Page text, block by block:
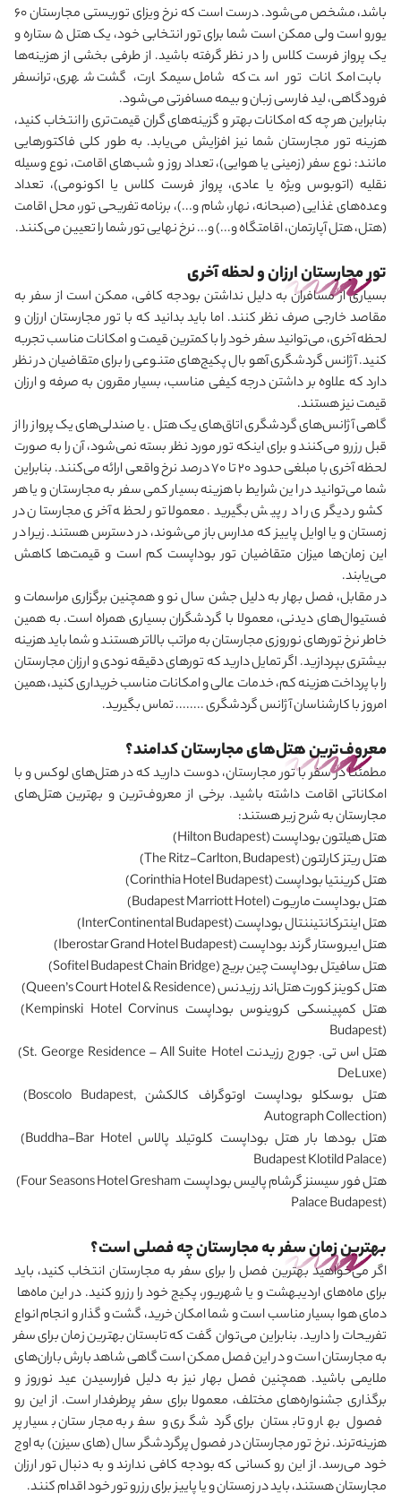
باشد، مشخص می
شود. درست است که نرخ ویزای توریستی مجارستان 60
یورو است ولی ممکن است شما برای تور انتخابی خود، یک هتل 5 ستاره و
یک پرواز فرست کلاس را در نظر گرفته باشید. از طرفی بخشی از هزینه‌ها
بابت امکانات تور است که شامل سیمکارت، گشت شهری، ترانسفر
فرودگاهی، لید فارسی زبان و بیمه مسافرتی میشود.
بنابراین هر چه که امکانات بهتر و گزینه‌های گران قیمت‌تری را انتخاب کنید،
هزینه تور مجارستان شما نیز افزایش مییابد. به طور کلی فاکتورهایی
مانند: نوع سفر (زمینی یا هوایی)، تعداد روز و شب‌های اقامت، نوع وسیله
نقلیه (اتوبوس ویژه یا عادی، پرواز فرست ‌کلاس یا اکونومی)، تعداد
وعده‌های غذایی (صبحانه، نهار، شام و...)، برنامه تفریحی تور، محل اقامت
(هتل، هتل آپارتمان، اقامتگاه و...) و... نرخ نهایی تور شما را تعیین میکنند.
تور مجارستان ارزان و لحظه آخری
بسیاری از مسافران به دلیل نداشتن بودجه کافی، ممکن است از سفر به
مقاصد خارجی صرف نظر کنند. اما باید بدانید که با تور مجارستان ارزان و
لحظه آخری، می‌توانید سفر خود را با کمترین قیمت و امکانات مناسب تجربه
کنید. آژانس گردشگری آهو بال پکیج‌های متنوعی را برای متقاضیان در نظر
دارد که علاوه بر داشتن درجه کیفی مناسب، بسیار مقرون به صرفه و ارزان
قیمت نیز هستند.
گاهی آژانس‌های گردشگری اتاق‌های یک هتل . یا صندلی‌های یک پرواز را از
قبل رزرو میکنند و برای اینکه تور مورد نظر بسته نمی‌شود، آن را به صورت
لحظه آخری با مبلغی حدود 20 تا 70 درصد نرخ واقعی ارائه می
کنند. بنابراین
شما میتوانید در این شرایط با هزینه بسیار کمی سفر به مجارستان و یا هر
کشور دیگری را در پیش بگیرید. معمولا تور لحظه آخری مجارستان در
زمستان و یا اوایل پاییز که مدارس باز میشوند، در دسترس هستند.زیرا در
این زمان‌ها میزان متقاضیان تور بوداپست کم است و قیمت‌ها کاهش
مییابند.
در مقابل، فصل بهار به دلیل جشن سال نو و همچنین برگزاری مراسمات و
فستیوال‌های دیدنی، معمولا با گردشگران بسیاری همراه است. به همین
خاطر نرخ تورهای نوروزی مجارستان به مراتب بالاتر هستند و شما باید هزینه
بیشتری بپردازید. اگر تمایل دارید که تورهای دقیقه نودی و ارزان مجارستان
را با پرداخت هزینه کم، خدمات عالی و امکانات مناسب خریداری کنید، همین
امروز با کارشناسان آژانس گردشگری ........ تماس بگیرید.
معروف‌ترین هتل‌های مجارستان کدامند؟
مطمئنا در سفر با تور مجارستان، دوست دارید که در هتل‌های لوکس و با
امکاناتی اقامت داشته باشید. برخی از معروف‌ترین و بهترین هتل‌های
مجارستان به شرح زیر هستند:
هتل هیلتون بوداپست(Hilton Budapest)
هتل ریتز کارلتون(The Ritz-Carlton, Budapest)
هتل کرینتیا بوداپست(Corinthia Hotel Budapest)
هتل بوداپست ماریوت(Budapest Marriott Hotel)
هتل اینترکانتیننتال بوداپست(InterContinental Budapest)
هتل ایبروستار گرند بوداپست(Iberostar Grand Hotel Budapest)
هتل سافیتل بوداپست چین بریج(Sofitel Budapest Chain Bridge)
هتل کوینز کورت هتل‌اند رزیدنس(Queen’s Court Hotel & Residence)
هتل کمپینسکی کروینوس بوداپست (Kempinski Hotel Corvinus
Budapest)
هتل اس ‌تی. جورج رزیدنت(St. George Residence – All Suite Hotel
DeLuxe)
هتل بوسکلو بوداپست اوتوگراف کالکشن (Boscolo Budapest,
Autograph Collection)
هتل بودها بار هتل بوداپست کلوتیلد پالاس (Buddha-Bar Hotel
Budapest Klotild Palace)
هتل فور سیسنز گرشام پالیس بوداپست(Four Seasons Hotel Gresham
Palace Budapest)
بهترین زمان سفر به مجارستان چه فصلی است؟
اگر میخواهید بهترین فصل را برای سفر به مجارستان انتخاب کنید، باید
برای ماه‌های اردیبهشت و یا شهریور، پکیج خود را رزرو کنید. در این ماه‌ها
دمای هوا بسیار مناسب است و شما امکان خرید، گشت و گذار و انجام انواع
تفریحات را دارید. بنابراین میتوان گفت که تابستان بهترین زمان برای سفر
به مجارستان است و در این فصل ممکن است گاهی شاهد بارش باران‌های
ملایمی باشید. همچنین فصل بهار نیز به دلیل فرارسیدن عید نوروز و
برگذاری جشنواره‌های مختلف، معمولا برای سفر پرطرفدار است. از این رو
فصول بهار و تابستان برای گردشگری و سفر به مجارستان بسیار پر
هزینه‌ترند. نرخ تور مجارستان در فصول پرگردشگر سال (های سیزن) به اوج
خود میرسد. از این رو کسانی که بودجه کافی ندارند و به دنبال تور ارزان
مجارستان هستند، باید در زمستان و یا پاییز برای رزرو تور خود اقدام کنند.